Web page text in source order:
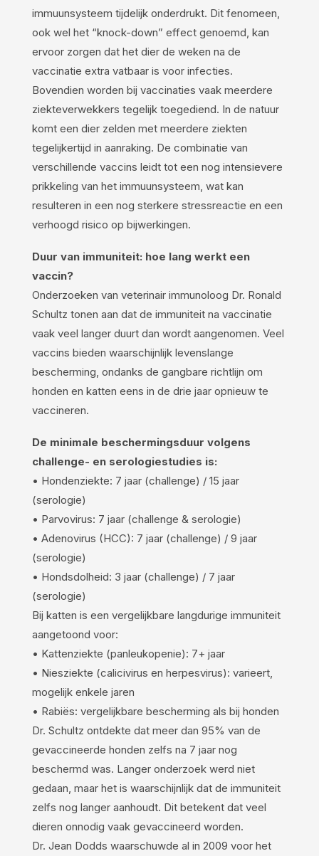
immuunsysteem tijdelijk onderdrukt. Dit fenomeen,
ook wel het “knock-down” effect genoemd, kan
ervoor zorgen dat het dier de weken na de
vaccinatie extra vatbaar is voor infecties.
Bovendien worden bij vaccinaties vaak meerdere
ziekteverwekkers tegelijk toegediend. In de natuur
komt een dier zelden met meerdere ziekten
tegelijkertijd in aanraking. De combinatie van
verschillende vaccins leidt tot een nog intensievere
prikkeling van het immuunsysteem, wat kan
resulteren in een nog sterkere stressreactie en een
verhoogd risico op bijwerkingen.
Duur van immuniteit: hoe lang werkt een
vaccin?
Onderzoeken van veterinair immunoloog Dr. Ronald
Schultz tonen aan dat de immuniteit na vaccinatie
vaak veel langer duurt dan wordt aangenomen. Veel
vaccins bieden waarschijnlijk levenslange
bescherming, ondanks de gangbare richtlijn om
honden en katten eens in de drie jaar opnieuw te
vaccineren.
De minimale beschermingsduur volgens
challenge- en serologiestudies is:
• Hondenziekte: 7 jaar (challenge) / 15 jaar
(serologie)
• Parvovirus: 7 jaar (challenge & serologie)
• Adenovirus (HCC): 7 jaar (challenge) / 9 jaar
(serologie)
• Hondsdolheid: 3 jaar (challenge) / 7 jaar
(serologie)
Bij katten is een vergelijkbare langdurige immuniteit
aangetoond voor:
• Kattenziekte (panleukopenie): 7+ jaar
• Niesziekte (calicivirus en herpesvirus): varieert,
mogelijk enkele jaren
• Rabiës: vergelijkbare bescherming als bij honden
Dr. Schultz ontdekte dat meer dan 95% van de
gevaccineerde honden zelfs na 7 jaar nog
beschermd was. Langer onderzoek werd niet
gedaan, maar het is waarschijnlijk dat de immuniteit
zelfs nog langer aanhoudt. Dit betekent dat veel
dieren onnodig vaak gevaccineerd worden.
Dr. Jean Dodds waarschuwde al in 2009 voor het